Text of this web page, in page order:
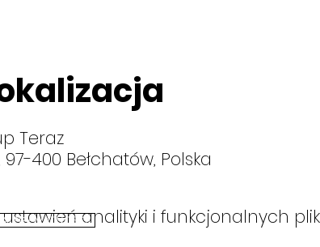
Teraz
97-400 Bełchatów, Polska
analityki i funkcjonalnych
PRYWATNOŚCI